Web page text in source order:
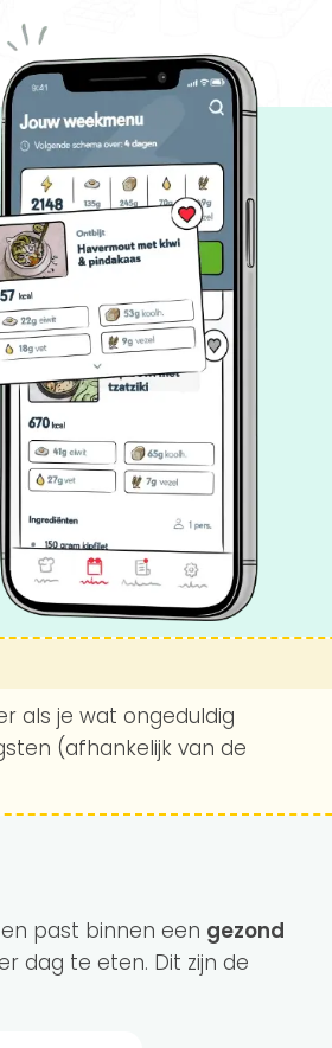
als je wat ongeduldig
(afhankelijk van de
past binnen een gezond
dag te eten. Dit zijn de